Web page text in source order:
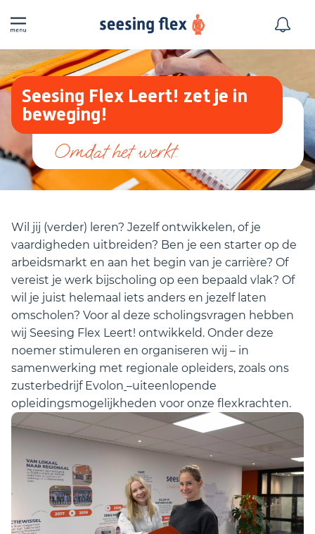
Seesing Flex Leert! zet je in
beweging!
Wil jij (verder) leren? Jezelf ontwikkelen, of je
vaardigheden uitbreiden? Ben je een starter op de
arbeidsmarkt en aan het begin van je carrière? Of
vereist je werk bijscholing op een bepaald vlak? Of
wil je juist helemaal iets anders en jezelf laten
omscholen? Voor al deze scholingsvragen hebben
wij Seesing Flex Leert! ontwikkeld. Onder deze
noemer stimuleren en organiseren wij – in
samenwerking met regionale opleiders, zoals ons
zusterbedrijf Evolon –uiteenlopende
opleidingsmogelijkheden voor onze flexkrachten.